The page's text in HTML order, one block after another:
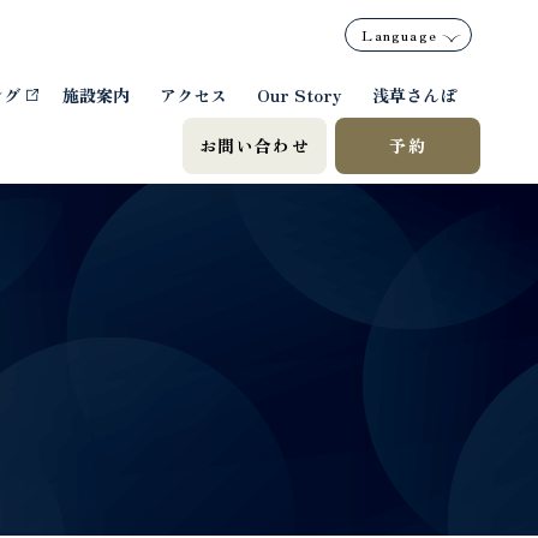
Language
施設案内 アクセス Our Story 浅草さんぽ
お問い合わせ 予約